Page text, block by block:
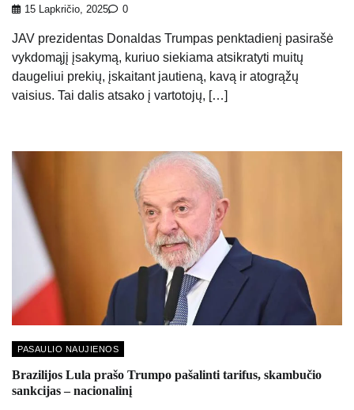
15 Lapkričio, 2025 0
JAV prezidentas Donaldas Trumpas penktadienį pasirašė
vykdomąjį įsakymą, kuriuo siekiama atsikratyti muitų
daugeliui prekių, įskaitant jautieną, kavą ir atogrąžų
vaisius. Tai dalis atsako į vartotojų, […]
PASAULIO NAUJIENOS
Brazilijos Lula prašo Trumpo pašalinti tarifus, skambučio
sankcijas – nacionalinį